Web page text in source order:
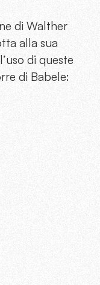
di Walther
alla sua
di queste
di Babele: